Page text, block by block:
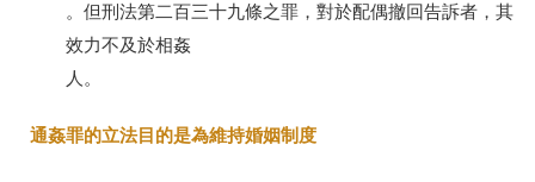
。但刑法第二百三十九條之罪，對於配偶撤回告訴者，其
效力不及於相姦
人。
通姦罪的立法目的是為維持婚姻制度